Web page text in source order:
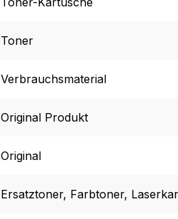
Toner
Verbrauchsmaterial
Original Produkt
Original
Ersatztoner, Farbtoner,